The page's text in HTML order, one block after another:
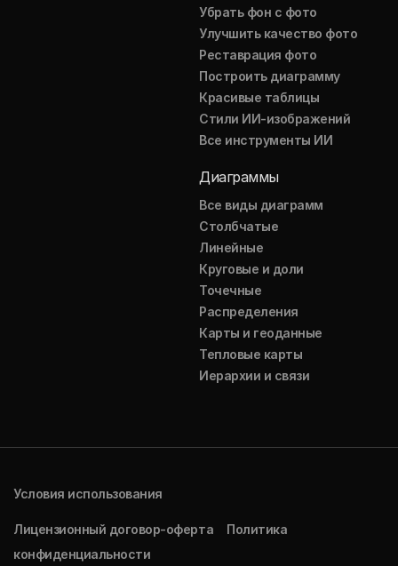
Убрать фон с фото
Улучшить качество фото
Реставрация фото
Построить диаграмму
Красивые таблицы
Стили ИИ-изображений
Все инструменты ИИ
Диаграммы
Все виды диаграмм
Столбчатые
Линейные
Круговые и доли
Точечные
Распределения
Карты и геоданные
Тепловые карты
Иерархии и связи
Условия использования
Лицензионный договор-оферта
Политика
конфиденциальности